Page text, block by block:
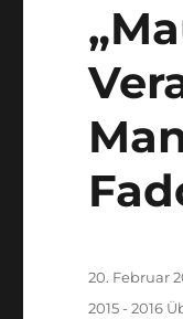
am
20. Februar
Kategorien
2015 - 2016